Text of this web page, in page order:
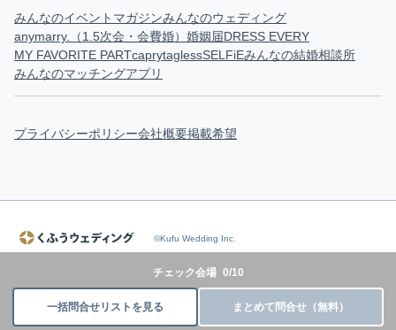
チェック会場 0/10
一括問合せリストを見る まとめて問合せ（無料）
みんなのイベントマガジンみんなのウェディング
anymarry.（1.5次会・会費婚） 婚姻届DRESS EVERY
MY FAVORITE PARTcaprytaglessSELFiEみんなの結婚相談所
みんなのマッチングアプリ
プライバシーポリシー会社概要掲載希望
©Kufu Wedding Inc.